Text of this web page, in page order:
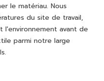
le matériau. Nous
du site de travail,
avant de
parmi notre large